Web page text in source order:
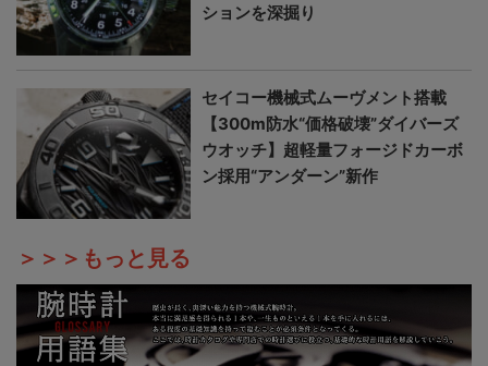
ションを深掘り
セイコー機械式ムーヴメント搭載
【300m防水“価格破壊”ダイバーズ
ウオッチ】超軽量フォージドカーボ
ン採用“アンダーン”新作
＞＞＞もっと見る